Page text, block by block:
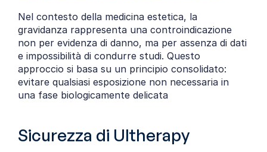
Nel contesto della medicina estetica, la
gravidanza rappresenta una controindicazione
non per evidenza di danno, ma per assenza di dati
e impossibilità di condurre studi. Questo
approccio si basa su un principio consolidato:
evitare qualsiasi esposizione non necessaria in
una fase biologicamente delicata
Sicurezza di Ultherapy